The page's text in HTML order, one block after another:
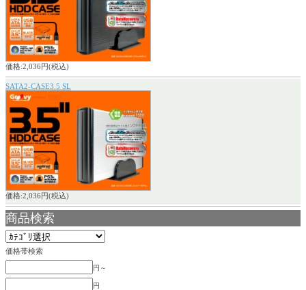
価格:2,036円(税込)
SATA2-CASE3.5 SL
価格:2,036円(税込)
商品検索
価格帯検索
円～
円